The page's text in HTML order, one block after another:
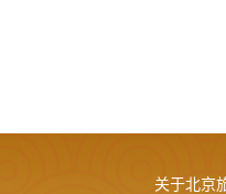
关于北京